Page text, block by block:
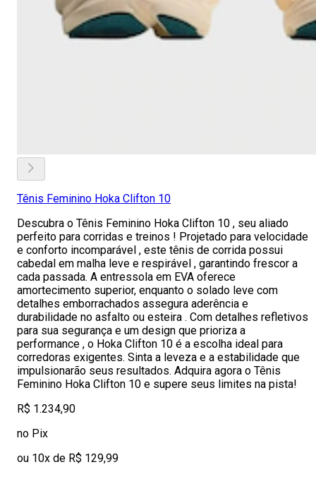
Tênis Feminino Hoka Clifton 10
Descubra o Tênis Feminino Hoka Clifton 10 , seu aliado
perfeito para corridas e treinos ! Projetado para velocidade
e conforto incomparável , este tênis de corrida possui
cabedal em malha leve e respirável , garantindo frescor a
cada passada. A entressola em EVA oferece
amortecimento superior, enquanto o solado leve com
detalhes emborrachados assegura aderência e
durabilidade no asfalto ou esteira . Com detalhes refletivos
para sua segurança e um design que prioriza a
performance , o Hoka Clifton 10 é a escolha ideal para
corredoras exigentes. Sinta a leveza e a estabilidade que
impulsionarão seus resultados. Adquira agora o Tênis
Feminino Hoka Clifton 10 e supere seus limites na pista!
R$ 1.234,90
no Pix
ou 10x de R$ 129,99